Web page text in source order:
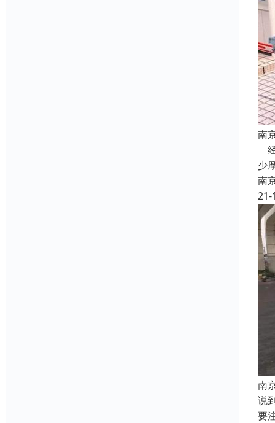
南
少
南
21-
南
说
要